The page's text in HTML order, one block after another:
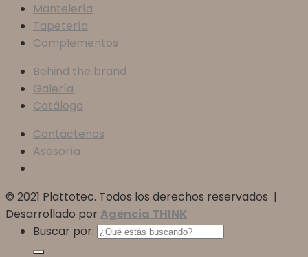
Mantelería
Tapetería
Complementos
Behind the brand
Galería
Catálogo
Contáctenos
Asesoría
© 2021 Plattotec. Todos los derechos reservados |
Desarrollado por Agencia THINK
Buscar por: